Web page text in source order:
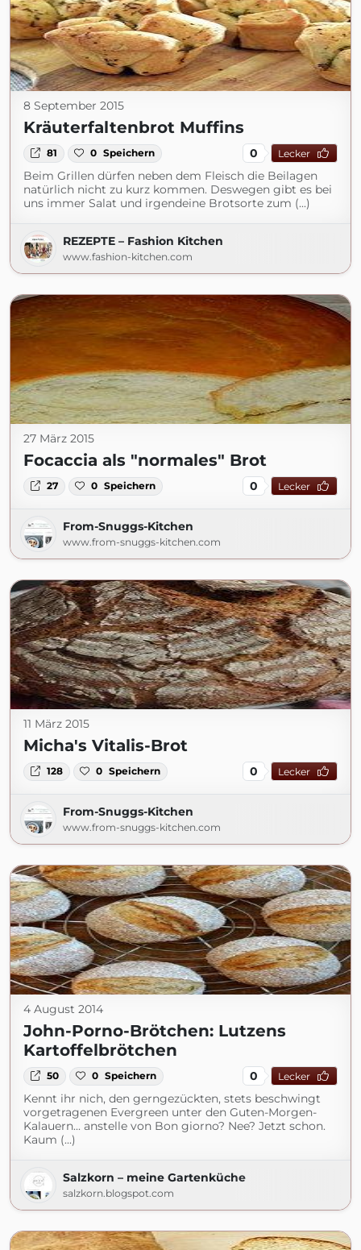
8 September 2015
Kräuterfaltenbrot Muffins
81 0 Speichern 0 Lecker
Beim Grillen dürfen neben dem Fleisch die Beilagen
natürlich nicht zu kurz kommen. Deswegen gibt es bei
uns immer Salat und irgendeine Brotsorte zum (...)
REZEPTE – Fashion Kitchen
www.fashion-kitchen.com
27 März 2015
Focaccia als "normales" Brot
27 0 Speichern 0 Lecker
From-Snuggs-Kitchen
www.from-snuggs-kitchen.com
11 März 2015
Micha's Vitalis-Brot
128 0 Speichern 0 Lecker
From-Snuggs-Kitchen
www.from-snuggs-kitchen.com
4 August 2014
John-Porno-Brötchen: Lutzens
Kartoffelbrötchen
50 0 Speichern 0 Lecker
Kennt ihr nich, den gerngezückten, stets beschwingt
vorgetragenen Evergreen unter den Guten-Morgen-
Kalauern... anstelle von Bon giorno? Nee? Jetzt schon.
Kaum (...)
Salzkorn – meine Gartenküche
salzkorn.blogspot.com